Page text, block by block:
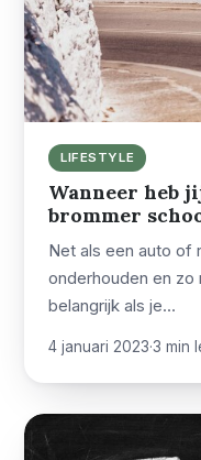
LIFESTYLE
Wanneer heb
brommer
Net als een auto of
onderhouden en zo
belangrijk als je…
4 januari 2023·3 min